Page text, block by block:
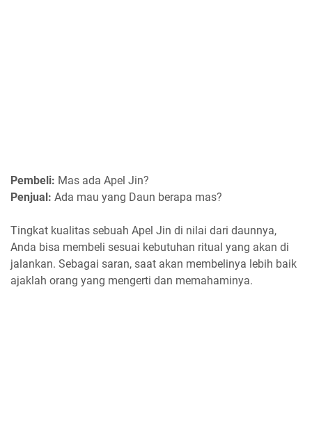
Pembeli: Mas ada Apel Jin?
Penjual: Ada mau yang Daun berapa mas?
Tingkat kualitas sebuah Apel Jin di nilai dari daunnya,
Anda bisa membeli sesuai kebutuhan ritual yang akan di
jalankan. Sebagai saran, saat akan membelinya lebih baik
ajaklah orang yang mengerti dan memahaminya.